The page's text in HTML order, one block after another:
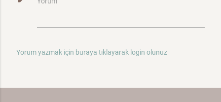
Yorum yazmak için buraya tıklayarak login olunuz